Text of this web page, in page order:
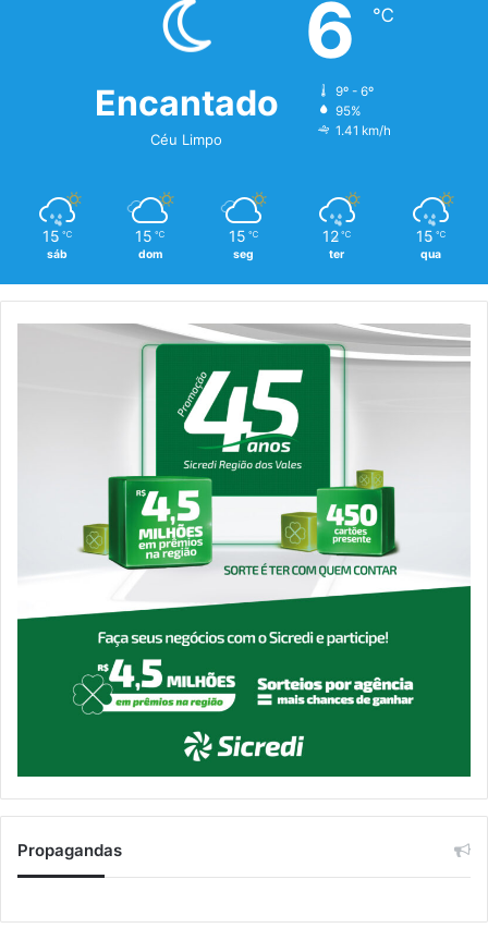
Encantado
Céu Limpo
6 ℃
9º - 6º
95%
1.41 km/h
15 ℃
sáb
15 ℃
dom
15 ℃
seg
12 ℃
ter
15 ℃
qua
Propagandas